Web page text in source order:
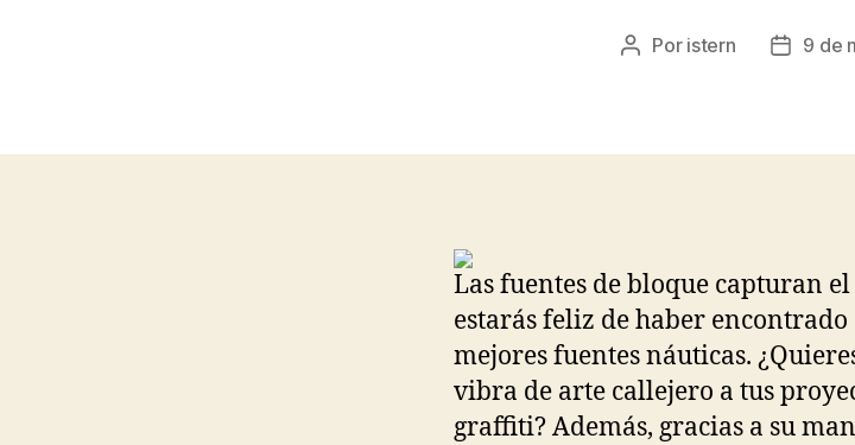
Autor
Por istern
Fecha
9 de
Las fuentes de bloque capturan
estarás feliz de haber encontrado
mejores fuentes náuticas.
vibra de arte callejero a tus
graffiti? Además, gracias a su